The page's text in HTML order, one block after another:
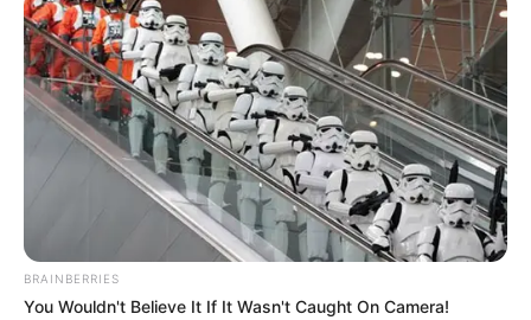
BRAINBERRIES
You Wouldn't Believe It If It Wasn't Caught On Camera!